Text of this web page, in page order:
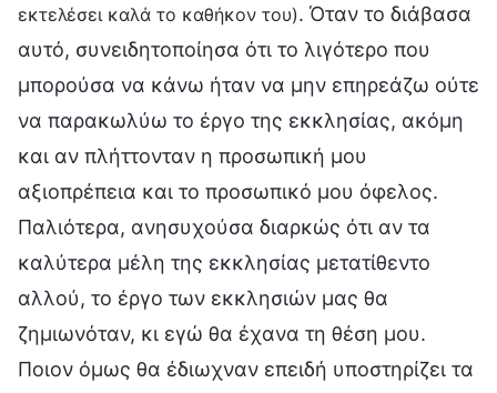
εκτελέσει καλά το καθήκον του). Όταν το διάβασα
αυτό, συνειδητοποίησα ότι το λιγότερο που
μπορούσα να κάνω ήταν να μην επηρεάζω ούτε
να παρακωλύω το έργο της εκκλησίας, ακόμη
και αν πλήττονταν η προσωπική μου
αξιοπρέπεια και το προσωπικό μου όφελος.
Παλιότερα, ανησυχούσα διαρκώς ότι αν τα
καλύτερα μέλη της εκκλησίας μετατίθεντο
αλλού, το έργο των εκκλησιών μας θα
ζημιωνόταν, κι εγώ θα έχανα τη θέση μου.
Ποιον όμως θα έδιωχναν επειδή υποστηρίζει τα